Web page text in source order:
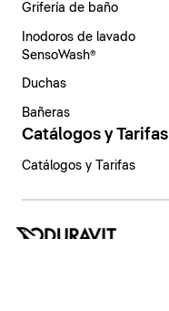
Grifería de baño
Inodoros de lavado
SensoWash®
Duchas
Bañeras
Catálogos y Tarifas
Catálogos y Tarifas